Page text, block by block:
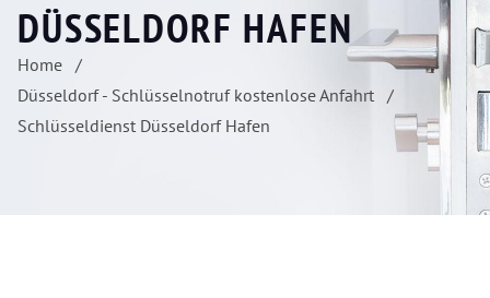
DÜSSELDORF HAFEN
Home
Düsseldorf - Schlüsselnotruf kostenlose Anfahrt
Schlüsseldienst Düsseldorf Hafen